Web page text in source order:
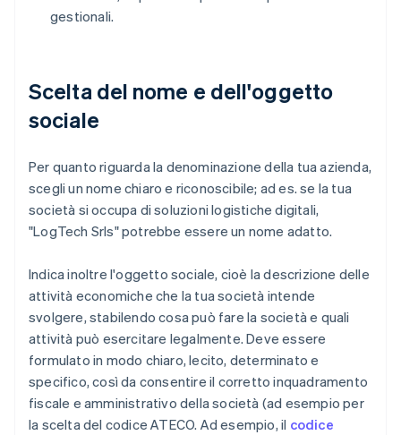
gestionali.
Scelta del nome e dell'oggetto
sociale
Per quanto riguarda la denominazione della tua azienda,
scegli un nome chiaro e riconoscibile; ad es. se la tua
società si occupa di soluzioni logistiche digitali,
"LogTech Srls" potrebbe essere un nome adatto.
Indica inoltre l'oggetto sociale, cioè la descrizione delle
attività economiche che la tua società intende
svolgere, stabilendo cosa può fare la società e quali
attività può esercitare legalmente. Deve essere
formulato in modo chiaro, lecito, determinato e
specifico, così da consentire il corretto inquadramento
fiscale e amministrativo della società (ad esempio per
la scelta del codice ATECO. Ad esempio, il codice